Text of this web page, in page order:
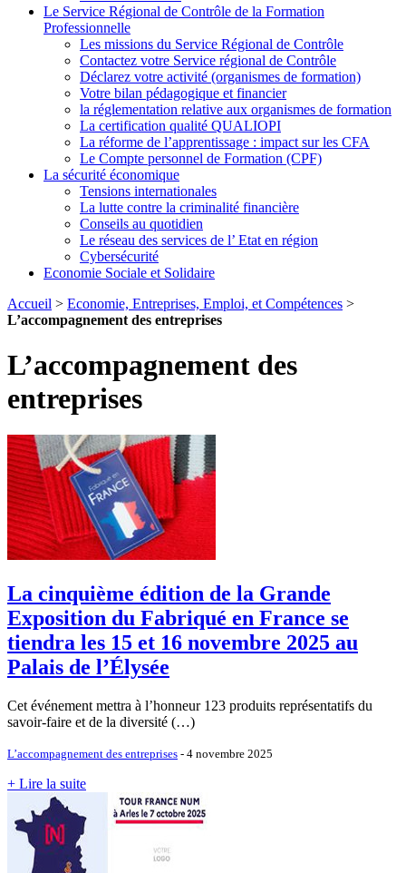
Le Service Régional de Contrôle de la Formation
Professionnelle
Les missions du Service Régional de Contrôle
Contactez votre Service régional de Contrôle
Déclarez votre activité (organismes de formation)
Votre bilan pédagogique et financier
la réglementation relative aux organismes de formation
La certification qualité QUALIOPI
La réforme de l’apprentissage : impact sur les CFA
Le Compte personnel de Formation (CPF)
La sécurité économique
Tensions internationales
La lutte contre la criminalité financière
Conseils au quotidien
Le réseau des services de l’ Etat en région
Cybersécurité
Economie Sociale et Solidaire
Accueil > Economie, Entreprises, Emploi, et Compétences >
L’accompagnement des entreprises
L’accompagnement des
entreprises
La cinquième édition de la Grande
Exposition du Fabriqué en France se
tiendra les 15 et 16 novembre 2025 au
Palais de l’Élysée
Cet événement mettra à l’honneur 123 produits représentatifs du
savoir-faire et de la diversité (…)
L’accompagnement des entreprises - 4 novembre 2025
+ Lire la suite